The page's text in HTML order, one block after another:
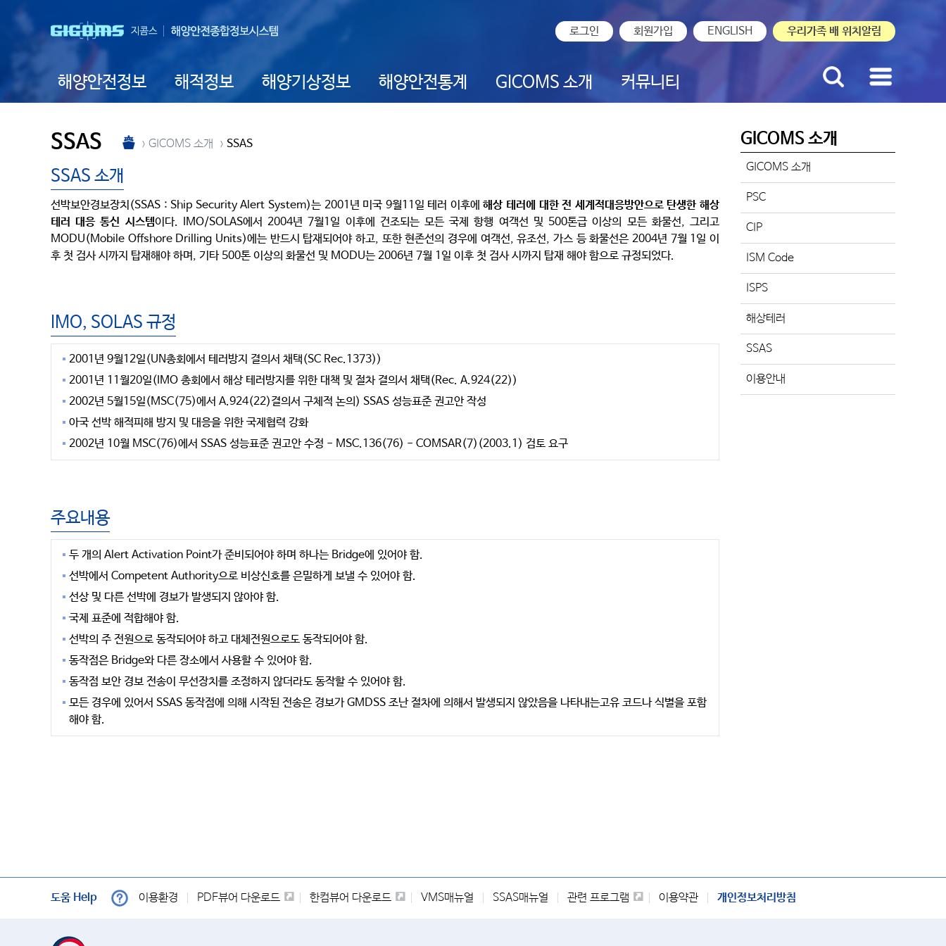
로그인 회원가입 ENGLISH 우리가족 배 위치알림
해양안전정보 해적정보 해양기상정보 해양안전통계 GICOMS 소개 커뮤니티
SSAS GICOMS 소개 SSAS
SSAS 소개
선박보안경보장치(SSAS : Ship Security Alert System)는 2001년 미국 9월11일 테러 이후에해상 테러에 대한 전 세계적대응방안으로 탄생한 해상
테러 대응 통신 시스템이다. IMO/SOLAS에서 2004년 7월1일 이후에 건조되는 모든 국제 항행 여객선 및 500톤급 이상의 모든 화물선, 그리고
MODU(Mobile Offshore Drilling Units)에는 반드시 탑재되어야 하고, 또한 현존선의 경우에 여객선, 유조선, 가스 등 화물선은 2004년 7월 1일 이
후 첫 검사 시까지 탑재해야 하며, 기타 500톤 이상의 화물선 및 MODU는 2006년 7월 1일 이후 첫 검사 시까지 탑재 해야 함으로 규정되었다.
IMO, SOLAS 규정
2001년 9월12일(UN총회에서 테러방지 결의서 채택(SC Rec.1373))
2001년 11월20일(IMO 총회에서 해상 테러방지를 위한 대책 및 절차 결의서 채택(Rec. A.924(22))
2002년 5월15일(MSC(75)에서 A.924(22)결의서 구체적 논의) SSAS 성능표준 권고안 작성
아국 선박 해적피해 방지 및 대응을 위한 국제협력 강화
2002년 10월 MSC(76)에서 SSAS 성능표준 권고안 수정 - MSC.136(76) - COMSAR(7)(2003.1) 검토 요구
주요내용
두 개의 Alert Activation Point가 준비되어야 하며 하나는 Bridge에 있어야 함.
선박에서 Competent Authority으로 비상신호를 은밀하게 보낼 수 있어야 함.
선상 및 다른 선박에 경보가 발생되지 않아야 함.
국제 표준에 적합해야 함.
선박의 주 전원으로 동작되어야 하고 대체전원으로도 동작되어야 함.
동작점은 Bridge와 다른 장소에서 사용할 수 있어야 함.
동작점 보안 경보 전송이 무선장치를 조정하지 않더라도 동작할 수 있어야 함.
모든 경우에 있어서 SSAS 동작점에 의해 시작된 전송은 경보가 GMDSS 조난 절차에 의해서 발생되지 않았음을 나타내는고유 코드나 식별을 포함
해야 함.
GICOMS 소개
GICOMS 소개
PSC
CIP
ISM Code
ISPS
해상테러
SSAS
이용안내
도움 Help 이용환경 PDF뷰어 다운로드 한컴뷰어 다운로드 VMS매뉴얼 SSAS매뉴얼 관련 프로그램 이용약관 개인정보처리방침